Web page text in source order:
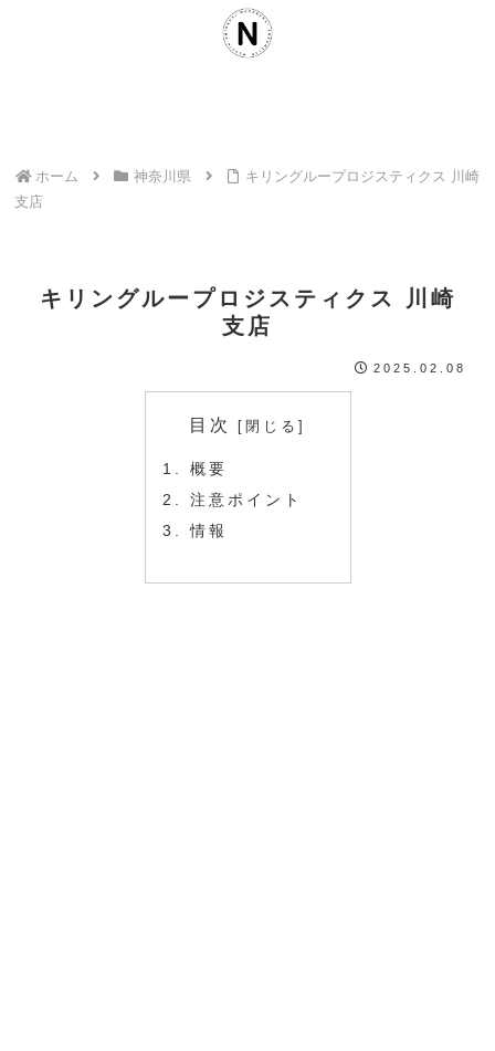
ホーム 神奈川県
キリングループロジスティクス 川崎
支店
キリングループロジスティクス 川崎
支店
2025.02.08
目次
概要
注意ポイント
情報